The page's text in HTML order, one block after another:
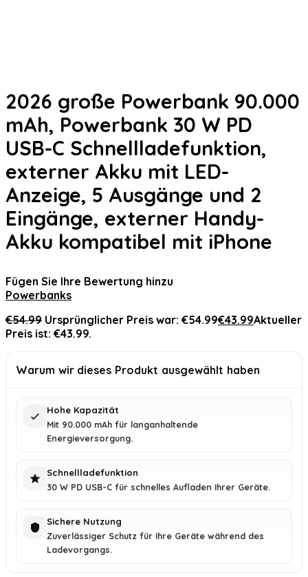
2026 große Powerbank 90.000
mAh, Powerbank 30 W PD
USB-C Schnellladefunktion,
externer Akku mit LED-
Anzeige, 5 Ausgänge und 2
Eingänge, externer Handy-
Akku kompatibel mit iPhone
Fügen Sie Ihre Bewertung hinzu
Powerbanks
€54.99 Ursprünglicher Preis war: €54.99€43.99Aktueller
Preis ist: €43.99.
Warum wir dieses Produkt ausgewählt haben
Hohe Kapazität
Mit 90.000 mAh für langanhaltende
Energieversorgung.
Schnellladefunktion
30 W PD USB-C für schnelles Aufladen Ihrer Geräte.
Sichere Nutzung
Zuverlässiger Schutz für Ihre Geräte während des
Ladevorgangs.